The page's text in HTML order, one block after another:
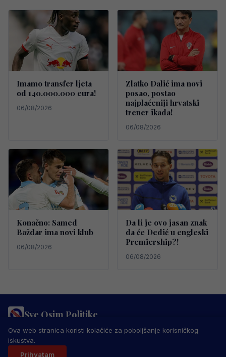
Imamo transfer ljeta
od 140.000.000 eura!
06/08/2026
Zlatko Dalić ima novi
posao, postao
najplaćeniji hrvatski
trener ikada!
06/08/2026
Konačno: Samed
Baždar ima novi klub
06/08/2026
Da li je ovo jasan znak
da će Dedić u engleski
Premiership?!
06/08/2026
Sve Osim Politike
PRAVILA PRIVATNOSTIMARKETING USLOVI KORIŠTENJA
IMPRESSUM
© 2026 Sve Osim Politike. Sva prava zadržana.
Ova web stranica koristi kolačiće za poboljšanje korisničkog
iskustva.
Prihvatam